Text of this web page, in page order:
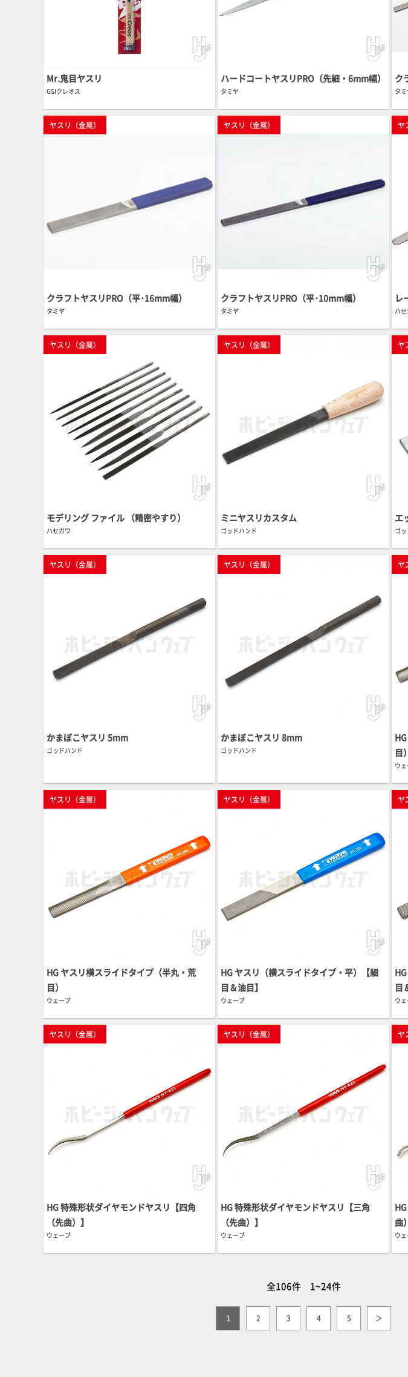
Mr.鬼目ヤスリ
GSIクレオス
ハードコートヤスリPRO（先細・6mm幅）
タミヤ
ク
タ
ヤスリ（金属）
クラフトヤスリPRO（平･16mm幅）
タミヤ
ヤスリ（金属）
クラフトヤスリPRO（平･10mm幅）
タミヤ
ヤ
レ
ハ
ヤスリ（金属）
モデリング ファイル （精密やすり）
ハセガワ
ヤスリ（金属）
ミニヤスリカスタム
ゴッドハンド
ヤ
エ
ゴ
ヤスリ（金属）
かまぼこヤスリ 5mm
ゴッドハンド
ヤスリ（金属）
かまぼこヤスリ 8mm
ゴッドハンド
ヤ
目）
ウ
ヤスリ（金属）
HG ヤスリ横スライドタイプ（半丸・荒
目）
ウェーブ
ヤスリ（金属）
HG ヤスリ（横スライドタイプ・平）【細
目＆油目】
ウェーブ
ヤ
目
ウ
ヤスリ（金属）
HG 特殊形状ダイヤモンドヤスリ【四角
（先曲）】
ウェーブ
ヤスリ（金属）
HG 特殊形状ダイヤモンドヤスリ【三角
（先曲）】
ウェーブ
ヤ
曲
ウ
全106件 1~24件
1 2 3 4 5 ＞